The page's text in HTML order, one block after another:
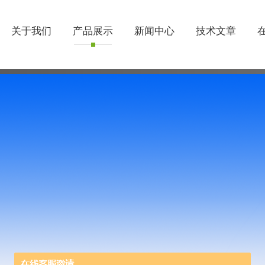
关于我们 产品展示 新闻中心 技术文章